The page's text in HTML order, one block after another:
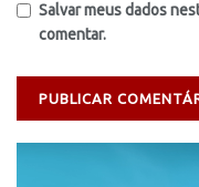
Salvar meus dados
comentar.